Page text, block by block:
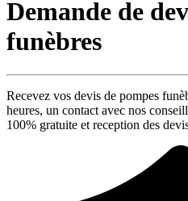
Demande de
funèbres
Recevez vos devis de pompes
heures, un contact avec nos
100% gratuite et reception des